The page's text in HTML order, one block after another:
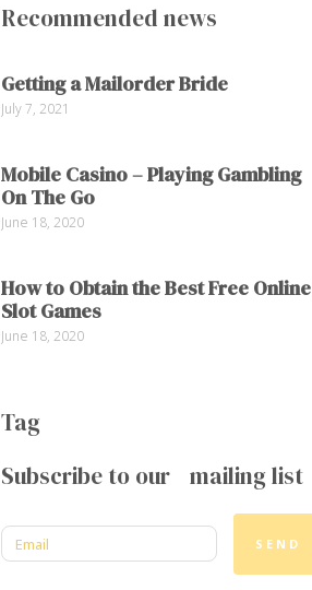
Recommended news
Getting a Mailorder Bride
July 7, 2021
Mobile Casino – Playing Gambling
On The Go
June 18, 2020
How to Obtain the Best Free Online
Slot Games
June 18, 2020
Tag
Subscribe to our mailing list
SEND